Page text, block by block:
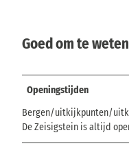
Goed om te weten
Openingstijden
Bergen/uitkijkpunten/
De Zeisigstein is altijd